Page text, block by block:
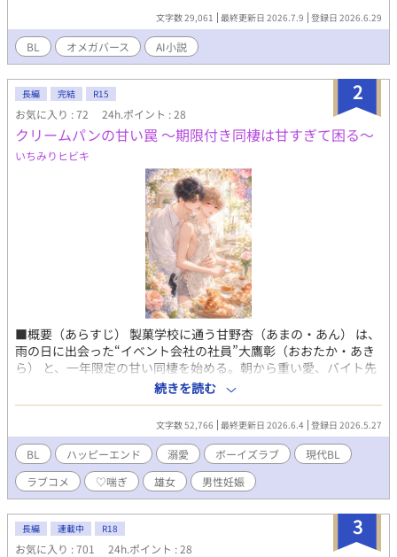
脳内CPUはフリーズする。それは、現代の生物学において数億分
の一の確率で発生するという『運命の番』だった。 白百合の匂い
を纏い、首元に古い抑制カラーを巻いた絢には、ある「暗い過
去」があり……？ 実家の母を取り巻く騒がしい大人たちを巻き込
みながら、若き天才アルファが人生最大の『投資（初恋）』にす
べてを賭けて挑む、甘くてカオスなオメガバース・スピンオフ！
【登場人物紹介】 ■ 主要人物 浅倉 哲弘（あさくら てつひろ）／
21歳・α（アルファ） 大学に通いながら、自興したIT企業のCEO
を務める若き天才投資家。経済学とリーガルマインドで生きる冷
徹な合理主義者……だったが、絢に出会ってからは一途で狂気的
な独占欲を発揮する。中学のバース検査でアルファと判明して以
降、ぐんぐんと背が伸び、今では大男二人（御堂・鮫島）と並ぶ
体躯を持つ。 蓮見 絢（はすみ じゅん）／ 21歳・Ω（オメガ） 美
術系の専門書やスケッチブックを抱える、息を呑むような超美
形。哲弘の母（馨）の面影をどこか彷彿とさせるキリッとした涼
しげな目元を持つが、その奥には儚い影がある。首元には少し古
びた革製の抑制カラーを巻いている。雨上がりの夜にひっそりと
咲く白百合のような、ひどく冷ややかで甘いフェロモンを放つ。
浅倉 馨（あさくら かおる）／ 51歳・Ω（オメガ） 哲弘の母。下
町の中華料理屋『大龍』でアルバイトする、猛々しくも気高きオ
メガ。哲弘が世界で一番愛し、尊敬している存在。大人二人から
の高級な貢ぎ物を一蹴しては正座させるのが日常。 御堂 公介（み
どう こうすけ）／ 47歳・α（アルファ） 敏腕弁護士。馨のことが
好きすぎて、現在は哲弘の会社の筆頭株主として「リーガル投
源。 鮫島 烈（さめじま れつ）／ 38歳・α（アルファ） 現役警察
官。バキバキの胸筋を持つ体力バカ。御堂と同じく馨にベタ惚れ
で、哲弘の会社の株主。何かと理由をつけては『大龍』の警護
（不審なパトロール）をしようとする。 天国の父ちゃん 馨の最愛
の旦那であり、哲弘の父親。いつも賑やかな家族を見守ってい
る。
文字数 29,061 最終更新日 2026.7.9 登録日 2026.6.29
BL オメガバース AI小説
2
長編 完結 R15
お気に入り : 72 24h.ポイント : 28
クリームパンの甘い罠 〜期限付き同棲は甘すぎて困る〜
いちみりヒビキ
■概要（あらすじ） 製菓学校に通う甘野杏（あまの・あん） は、
雨の日に出会った“イベント会社の社員”大鷹彰（おおたか・あき
ら） と、一年限定の甘い同棲を始める。朝から重い愛、バイト先
での嫉妬、スイーツデート、兄の訪問、南の島旅行。けれど彰に
は、大鷹グループCEOという正体と、父から迫られる見合いがあ
った。期限付きの恋は、約束のクリームパンとともに、永遠の家
族へ変わっていく。 ■登場人物 甘野杏（あまの・あん） 食いし
ん坊受け 「オレ」 大鷹彰（おおたか・あきら） 重め隠れCEO
攻め 「俺」 甘野蓮（あまの・れん） 杏の兄 大鷹優（おおた
か・ゆう） 彰の従兄弟 橘玄太（たちばな・げんた）執事兼秘書
■一言コメント 重め隠れCEO攻めｘ食いしん坊受けの溺愛BLラブ
コメです。(♡喘ぎあり) ■AI活用 ・表紙（AIイラスト） ・会話テ
ンポ＆文章校正 ・タイトル/名前/タグ案 ■その他 R15相当
続きを読む
文字数 52,766 最終更新日 2026.6.4 登録日 2026.5.27
BL ハッピーエンド 溺愛 ボーイズラブ
現代BL
ラブコメ
♡喘ぎ 雄女 男性妊娠
3
長編 連載中 R18
お気に入り : 701 24h.ポイント : 28